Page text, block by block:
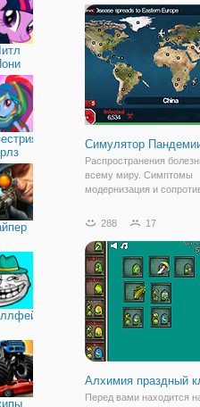
принципе, в названии
Симулятор
Распространения
всему миру. Симптомы
модернизация и
людей. Это веселая
может помочь научить,
болезни
миру.
288 17
Алхимия праздный
Перед вами находится